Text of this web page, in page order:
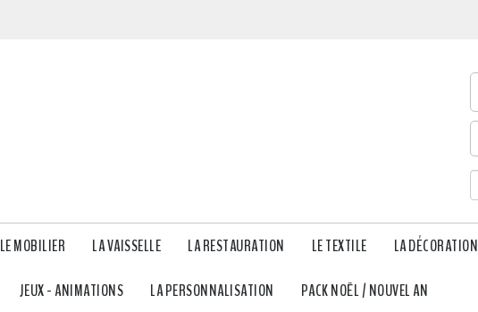
LE MOBILIER LA VAISSELLE LA RESTAURATION LE TEXTILE LA DÉCORATION
JEUX - ANIMATIONS LA PERSONNALISATION PACK NOËL / NOUVEL AN